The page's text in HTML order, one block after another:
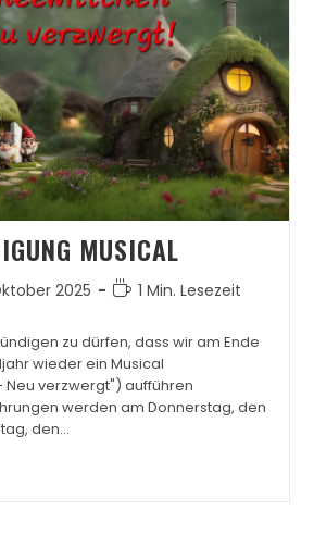
MUSICAL
2025 1 Min. Lesezeit
zu dürfen, dass wir am Ende
wieder ein Musical
verzwergt") aufführen
werden am Donnerstag, den
den…